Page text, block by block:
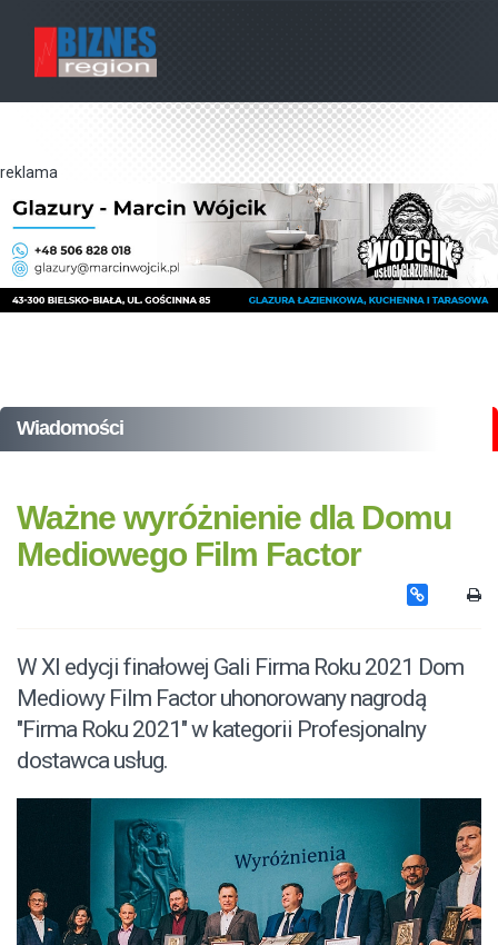
reklama
Wiadomości
Ważne wyróżnienie dla Domu
Mediowego Film Factor
W XI edycji finałowej Gali Firma Roku 2021 Dom
Mediowy Film Factor uhonorowany nagrodą
"Firma Roku 2021" w kategorii Profesjonalny
dostawca usług.